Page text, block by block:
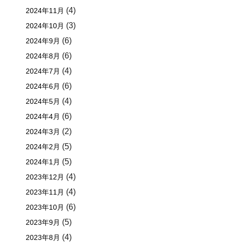
2024年11月 (4)
2024年10月 (3)
2024年9月 (6)
2024年8月 (6)
2024年7月 (4)
2024年6月 (6)
2024年5月 (4)
2024年4月 (6)
2024年3月 (2)
2024年2月 (5)
2024年1月 (5)
2023年12月 (4)
2023年11月 (4)
2023年10月 (6)
2023年9月 (5)
2023年8月 (4)